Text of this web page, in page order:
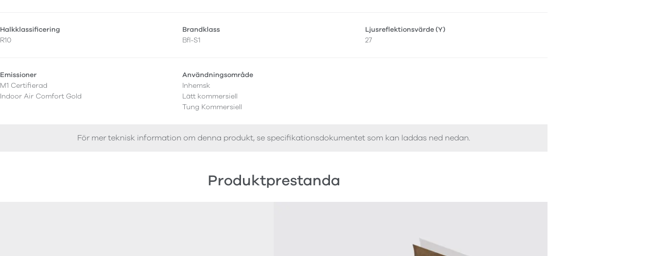
Halkklassificering
R10
Brandklass
Bfl-S1
Ljusreflektionsvärde (Y)
27
Emissioner
M1 Certifierad
Indoor Air Comfort Gold
Användningsområde
Inhemsk
Lätt kommersiell
Tung Kommersiell
För mer teknisk information om denna produkt, se specifikationsdokumentet som kan laddas ned nedan.
Produktprestanda